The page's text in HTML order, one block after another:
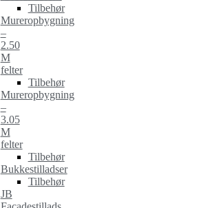
Tilbehør
Mureropbygning
–
2.50
M
felter
Tilbehør
Mureropbygning
–
3.05
M
felter
Tilbehør
Bukkestilladser
Tilbehør
JB